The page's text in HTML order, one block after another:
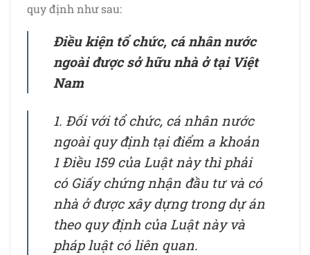
quy định như sau:
Điều kiện tổ chức, cá nhân nước
ngoài được sở hữu nhà ở tại Việt
Nam
1. Đối với tổ chức, cá nhân nước
ngoài quy định tại điểm a khoản
1 Điều 159 của Luật này thì phải
có Giấy chứng nhận đầu tư và có
nhà ở được xây dựng trong dự án
theo quy định của Luật này và
pháp luật có liên quan.